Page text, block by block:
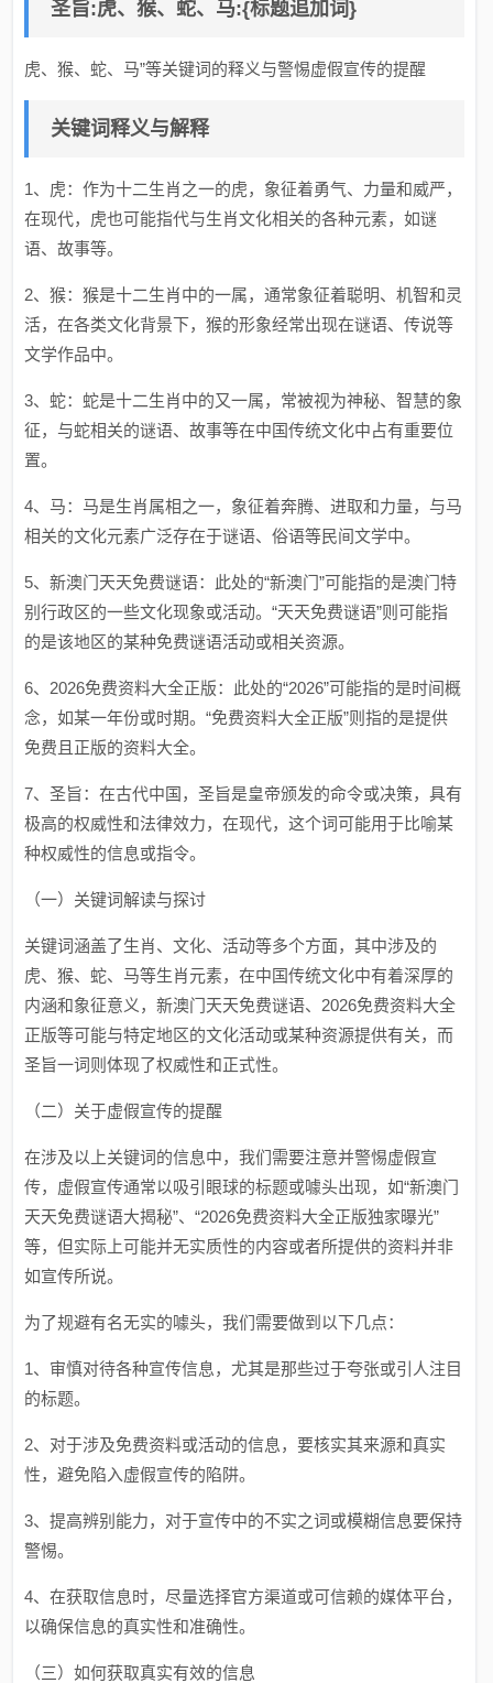
圣旨:虎、猴、蛇、马:{标题追加词}
虎、猴、蛇、马”等关键词的释义与警惕虚假宣传的提醒
关键词释义与解释
1、虎：作为十二生肖之一的虎，象征着勇气、力量和威严，
在现代，虎也可能指代与生肖文化相关的各种元素，如谜
语、故事等。
2、猴：猴是十二生肖中的一属，通常象征着聪明、机智和灵
活，在各类文化背景下，猴的形象经常出现在谜语、传说等
文学作品中。
3、蛇：蛇是十二生肖中的又一属，常被视为神秘、智慧的象
征，与蛇相关的谜语、故事等在中国传统文化中占有重要位
置。
4、马：马是生肖属相之一，象征着奔腾、进取和力量，与马
相关的文化元素广泛存在于谜语、俗语等民间文学中。
5、新澳门天天免费谜语：此处的“新澳门”可能指的是澳门特
别行政区的一些文化现象或活动。“天天免费谜语”则可能指
的是该地区的某种免费谜语活动或相关资源。
6、2026免费资料大全正版：此处的“2026”可能指的是时间概
念，如某一年份或时期。“免费资料大全正版”则指的是提供
免费且正版的资料大全。
7、圣旨：在古代中国，圣旨是皇帝颁发的命令或决策，具有
极高的权威性和法律效力，在现代，这个词可能用于比喻某
种权威性的信息或指令。
（一）关键词解读与探讨
关键词涵盖了生肖、文化、活动等多个方面，其中涉及的
虎、猴、蛇、马等生肖元素，在中国传统文化中有着深厚的
内涵和象征意义，新澳门天天免费谜语、2026免费资料大全
正版等可能与特定地区的文化活动或某种资源提供有关，而
圣旨一词则体现了权威性和正式性。
（二）关于虚假宣传的提醒
在涉及以上关键词的信息中，我们需要注意并警惕虚假宣
传，虚假宣传通常以吸引眼球的标题或噱头出现，如“新澳门
天天免费谜语大揭秘”、“2026免费资料大全正版独家曝光”
等，但实际上可能并无实质性的内容或者所提供的资料并非
如宣传所说。
为了规避有名无实的噱头，我们需要做到以下几点：
1、审慎对待各种宣传信息，尤其是那些过于夸张或引人注目
的标题。
2、对于涉及免费资料或活动的信息，要核实其来源和真实
性，避免陷入虚假宣传的陷阱。
3、提高辨别能力，对于宣传中的不实之词或模糊信息要保持
警惕。
4、在获取信息时，尽量选择官方渠道或可信赖的媒体平台，
以确保信息的真实性和准确性。
（三）如何获取真实有效的信息